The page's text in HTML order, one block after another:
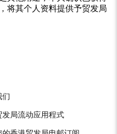
将其个人资料提供予贸发局
们
发局流动应用程式